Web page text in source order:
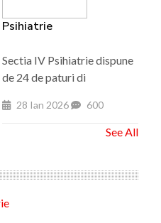
Psihiatrie
Sectia IV Psihiatrie dispune
de 24 de paturi di
28 Ian 2026 600
See All